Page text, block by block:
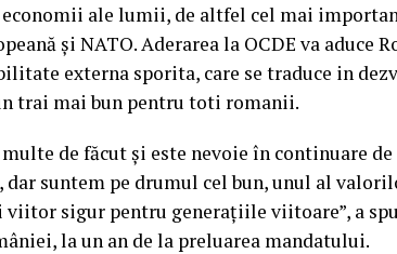
ale lumii, de altfel cel mai
și NATO. Aderarea la OCDE va aduce
externa sporita, care se traduce in
trai mai bun pentru toti romanii.
de făcut și este nevoie în continuare
suntem pe drumul cel bun, unul al
sigur pentru generațiile viitoare”, a
la un an de la preluarea mandatului.